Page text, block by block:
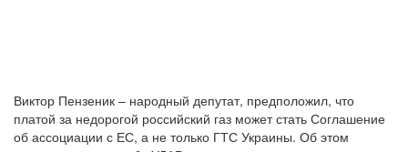
Виктор Пензеник – народный депутат, предположил, что
платой за недорогой российский газ может стать Соглашение
об ассоциации с ЕС, а не только ГТС Украины. Об этом